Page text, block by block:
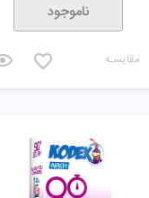
ناموجود
مقایسـه